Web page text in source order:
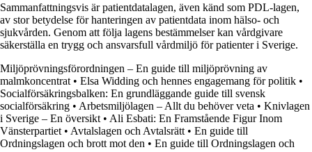
Sammanfattningsvis är patientdatalagen, även känd som PDL-lagen,
av stor betydelse för hanteringen av patientdata inom hälso- och
sjukvården. Genom att följa lagens bestämmelser kan vårdgivare
säkerställa en trygg och ansvarsfull vårdmiljö för patienter i Sverige.
Miljöprövningsförordningen – En guide till miljöprövning av
malmkoncentrat • Elsa Widding och hennes engagemang för politik •
Socialförsäkringsbalken: En grundläggande guide till svensk
socialförsäkring • Arbetsmiljölagen – Allt du behöver veta • Knivlagen
i Sverige – En översikt • Ali Esbati: En Framstående Figur Inom
Vänsterpartiet • Avtalslagen och Avtalsrätt • En guide till
Ordningslagen och brott mot den • En guide till Ordningslagen och